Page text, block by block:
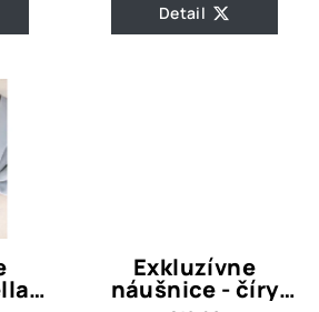
Detail
Exkluzívne
náušnice - číry